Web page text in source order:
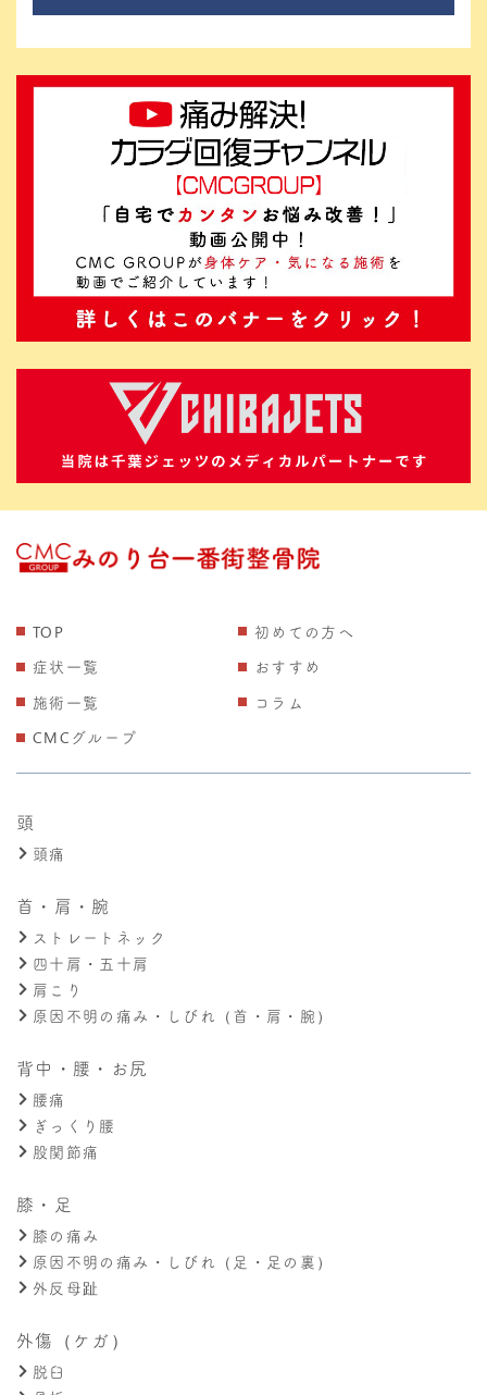
TOP
初めての方へ
症状一覧
おすすめ
施術一覧
コラム
CMCグループ
頭
頭痛
首・肩・腕
ストレートネック
四十肩・五十肩
肩こり
原因不明の痛み・しびれ（首・肩・腕）
背中・腰・お尻
腰痛
ぎっくり腰
股関節痛
膝・足
膝の痛み
原因不明の痛み・しびれ（足・足の裏）
外反母趾
外傷（ケガ）
脱臼